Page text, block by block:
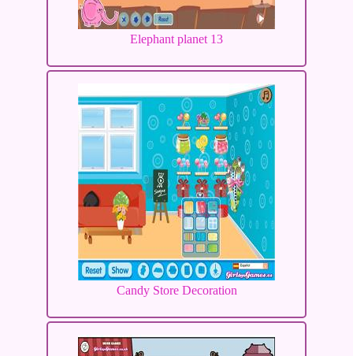
Elephant planet 13
Candy Store Decoration